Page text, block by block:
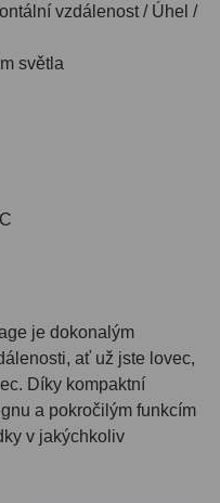
vzdálenost / Úhel /
světla
je dokonalým
ať už jste lovec,
Díky kompaktní
a pokročilým funkcím
v jakýchkoliv